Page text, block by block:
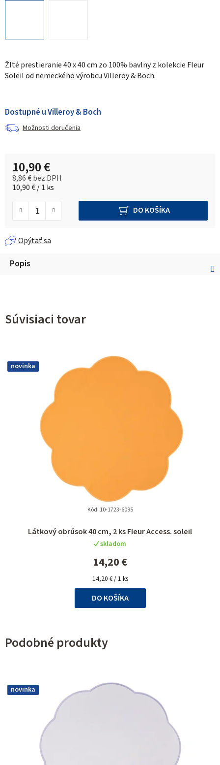
Žlté prestieranie 40 x 40 cm zo 100% bavlny z kolekcie Fleur
Soleil od nemeckého výrobcu Villeroy & Boch.
Dostupné u Villeroy & Boch
Možnosti doručenia
10,90 €
8,86 € bez DPH
Jednotková cena:
10,90 € / 1 ks
DO KOŠÍKA
Opýtať sa
Popis
Súvisiaci tovar
novinka
Látkový obrúsok 40 cm, 2 ks Fleur Access. soleil
skladom
14,20 €
Jednotková
cena:
14,20 € / 1 ks
DO KOŠÍKA
Kód: 10-1723-6095
Podobné produkty
novinka